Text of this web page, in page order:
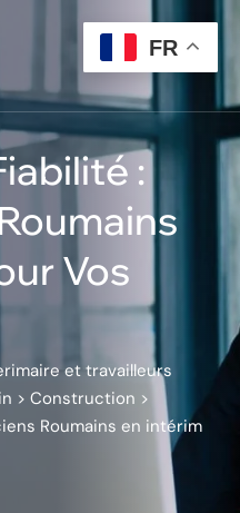
:
Vos
et travailleurs
> Construction >
Roumains en intérim
FR